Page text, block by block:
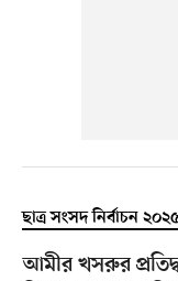
ছাত্র সংসদ নির্বাচন
আমীর খসরুর